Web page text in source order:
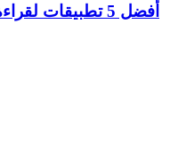
أفضل 5 تطبيقات